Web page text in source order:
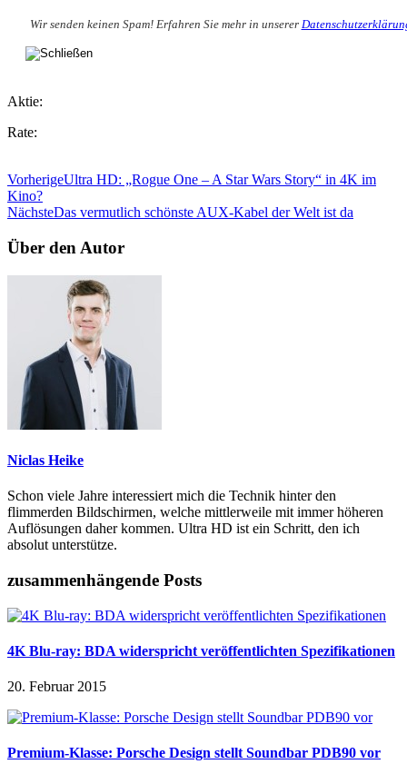
Wir senden keinen Spam! Erfahren Sie mehr in unserer
Aktie:
Rate:
VorherigeUltra HD: „Rogue One – A Star Wars Story“ in 4K im
Kino?
NächsteDas vermutlich schönste AUX-Kabel der Welt ist da
Über den Autor
Niclas Heike
Schon viele Jahre interessiert mich die Technik hinter den
flimmerden Bildschirmen, welche mittlerweile mit immer höheren
Auflösungen daher kommen. Ultra HD ist ein Schritt, den ich
absolut unterstütze.
zusammenhängende Posts
4K Blu-ray: BDA widerspricht veröffentlichten Spezifikationen
20. Februar 2015
Premium-Klasse: Porsche Design stellt Soundbar PDB90 vor